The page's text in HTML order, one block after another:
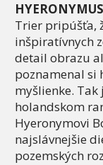
Trier pripúšťa,
inšpiratívnych
detail obrazu
poznamenal si
myšlienke.
holandskom
Hyeronymovi
najslávnejšie
pozemských